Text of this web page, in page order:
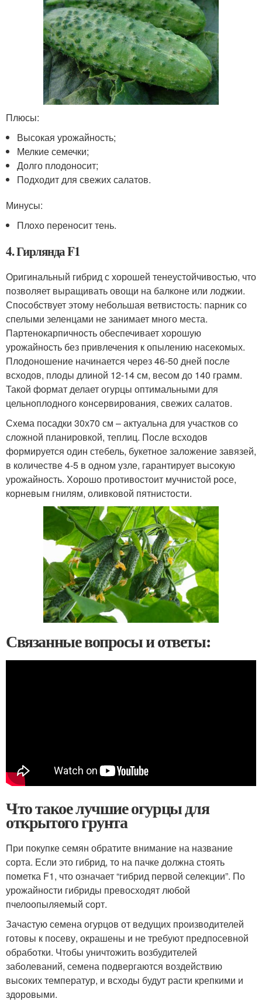
Плюсы:
Высокая урожайность;
Мелкие семечки;
Долго плодоносит;
Подходит для свежих салатов.
Минусы:
Плохо переносит тень.
4. Гирлянда F1
Оригинальный гибрид с хорошей тенеустойчивостью, что
позволяет выращивать овощи на балконе или лоджии.
Способствует этому небольшая ветвистость: парник со
спелыми зеленцами не занимает много места.
Партенокарпичность обеспечивает хорошую
урожайность без привлечения к опылению насекомых.
Плодоношение начинается через 46-50 дней после
всходов, плоды длиной 12-14 см, весом до 140 грамм.
Такой формат делает огурцы оптимальными для
цельноплодного консервирования, свежих салатов.
Схема посадки 30х70 см – актуальна для участков со
сложной планировкой, теплиц. После всходов
формируется один стебель, букетное заложение завязей,
в количестве 4-5 в одном узле, гарантирует высокую
урожайность. Хорошо противостоит мучнистой росе,
корневым гнилям, оливковой пятнистости.
Связанные вопросы и ответы:
Что такое лучшие огурцы для
открытого грунта
При покупке семян обратите внимание на название
сорта. Если это гибрид, то на пачке должна стоять
пометка F1, что означает “гибрид первой селекции”. По
урожайности гибриды превосходят любой
пчелоопыляемый сорт.
Зачастую семена огурцов от ведущих производителей
готовы к посеву, окрашены и не требуют предпосевной
обработки. Чтобы уничтожить возбудителей
заболеваний, семена подвергаются воздействию
высоких температур, и всходы будут расти крепкими и
здоровыми.